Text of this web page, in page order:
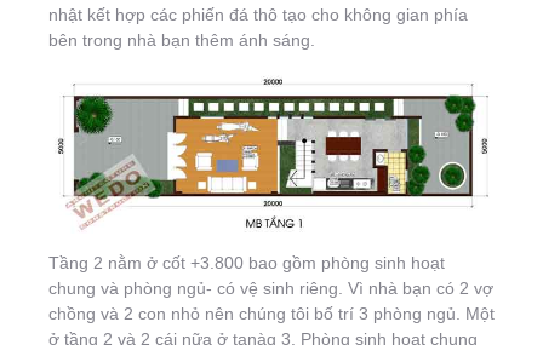
nhật kết hợp các phiến đá thô tạo cho không gian phía
bên trong nhà bạn thêm ánh sáng.
Tầng 2 nằm ở cốt +3.800 bao gồm phòng sinh hoạt
chung và phòng ngủ- có vệ sinh riêng. Vì nhà bạn có 2 vợ
chồng và 2 con nhỏ nên chúng tôi bố trí 3 phòng ngủ. Một
ở tầng 2 và 2 cái nữa ở tanàg 3. Phòng sinh hoạt chung